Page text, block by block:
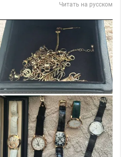
Читать на русском